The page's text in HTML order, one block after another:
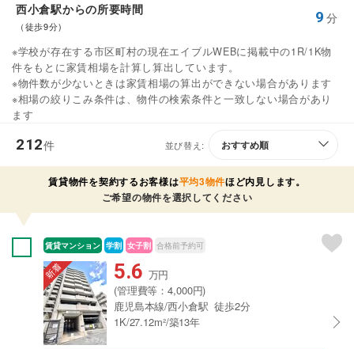
西小倉駅からの所要時間
（徒歩9分)
9 分
※学校が存在する市区町村の現在エイブルWEBに掲載中の1R/1K物
件をもとに家賃相場を計算し算出しています。
※物件数が少ないときは家賃相場の算出ができない場合があります
※相場の絞りこみ条件は、物件の検索条件と一致しない場合があり
ます
212件 並び替え:
賃貸物件を契約するお客様は平均3物件ほど内見します。
ご希望の物件を選択してください
賃貸マンション 学割 女子割 合格前予約可
5.6 万円
(管理費等：4,000円)
鹿児島本線/西小倉駅 徒歩2分
1K/27.12m²/築13年